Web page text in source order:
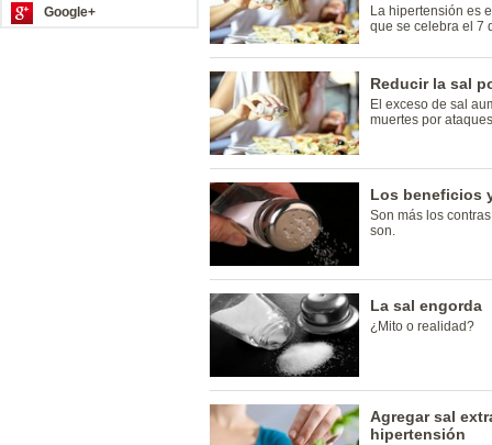
Google+
La hipertensión es
que se celebra el 7
Reducir la sal
El exceso de sal
muertes por
Los beneficios
Son más los
son.
La sal engorda
¿Mito o realidad?
Agregar sal
hipertensión